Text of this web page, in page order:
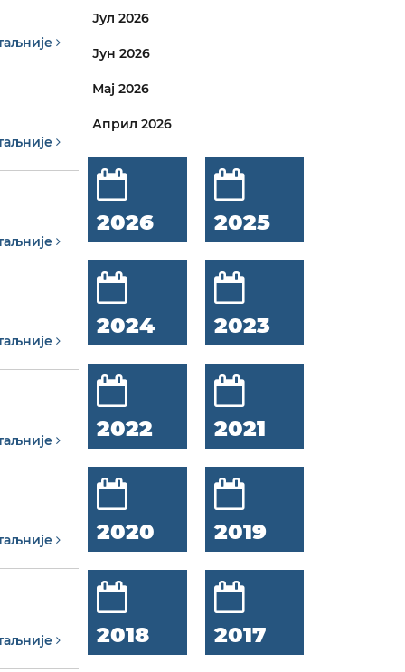
Јул 2026
Јун 2026
Мај 2026
Април 2026
2026 2025
2024 2023
2022 2021
2020 2019
2018 2017